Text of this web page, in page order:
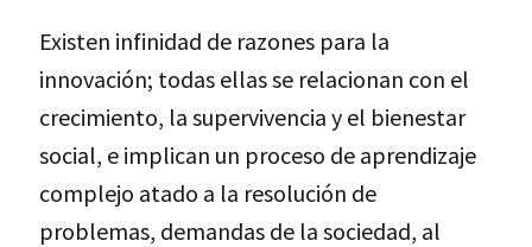
Existen infinidad de razones para la
innovación; todas ellas se relacionan con el
crecimiento, la supervivencia y el bienestar
social, e implican un proceso de aprendizaje
complejo atado a la resolución de
problemas, demandas de la sociedad, al